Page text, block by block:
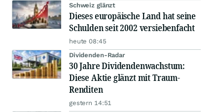
Schweiz glänzt
Dieses europäische Land hat seine
Schulden seit 2002 versiebenfacht
heute 08:45
Dividenden-Radar
30 Jahre Dividendenwachstum:
Diese Aktie glänzt mit Traum-
Renditen
gestern 14:51